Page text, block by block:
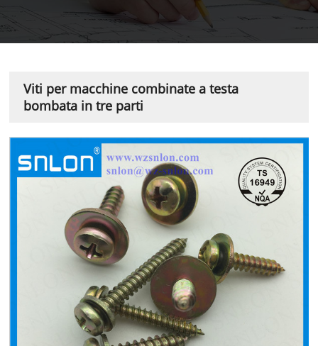
Viti per macchine combinate a testa
bombata in tre parti